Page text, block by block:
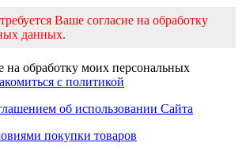
Ваше согласие на обработку
данных.
на обработку моих персональных
с политикой
об использовании Сайта
покупки товаров